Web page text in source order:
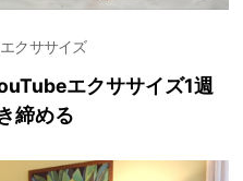
クササイズ
エクササイズ1週
締める